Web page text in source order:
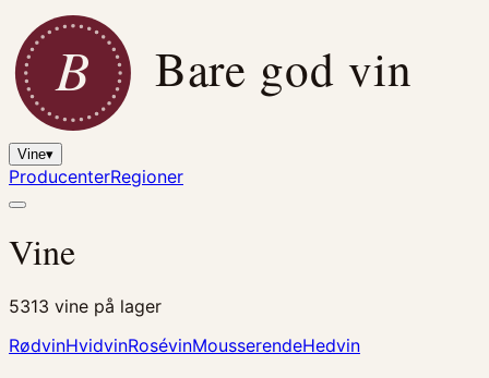
B Bare god vin
Vine▾
ProducenterRegioner
Vine
5313 vine på lager
RødvinHvidvinRosévinMousserendeHedvin